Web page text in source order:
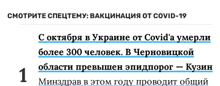
СМОТРИТЕ СПЕЦТЕМУ: ВАКЦИНАЦИЯ ОТ COVID-19
С октября в Украине от Covid'а умерли
более 300 человек. В Черновицкой
области превышен эпидпорог — Кузин
Минздрав в этом году проводит общий